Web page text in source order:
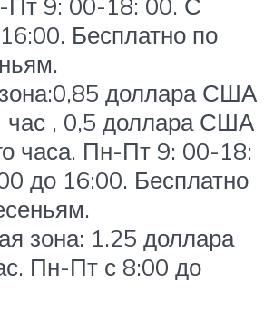
Бесплатно по
доллара США
час , 0,5 доллара США
часа. Пн-Пт 9: 00-18:
до 16:00. Бесплатно
зона: 1.25 доллара
Пн-Пт с 8:00 до